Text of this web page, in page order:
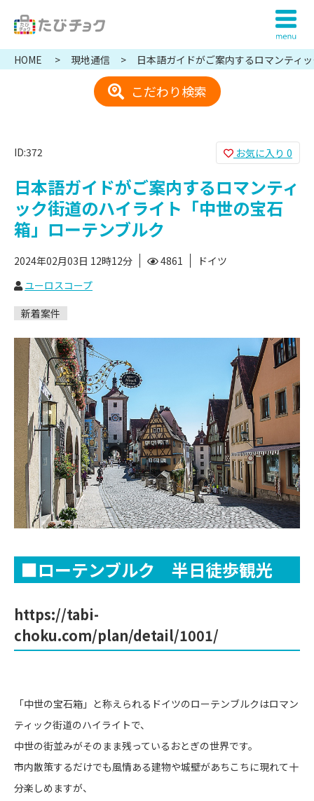
HOME 現地通信
日本語ガイドがご案内するロマンティ
世の宝石箱」ローテンブルク
ID:372 お気に入り 0
日本語ガイドがご案内するロマンティ
ック街道のハイライト「中世の宝石
箱」ローテンブルク
2024年02月03日 12時12分 4861
ドイツ
ユーロスコープ
新着案件
■ローテンブルク 半日徒歩観光
https://tabi-
choku.com/plan/detail/1001/
「中世の宝石箱」と称えられるドイツのローテンブルクはロマン
ティック街道のハイライトで、
中世の街並みがそのまま残っているおとぎの世界です。
市内散策するだけでも風情ある建物や城壁があちこちに現れて十
分楽しめますが、
こだわり検索